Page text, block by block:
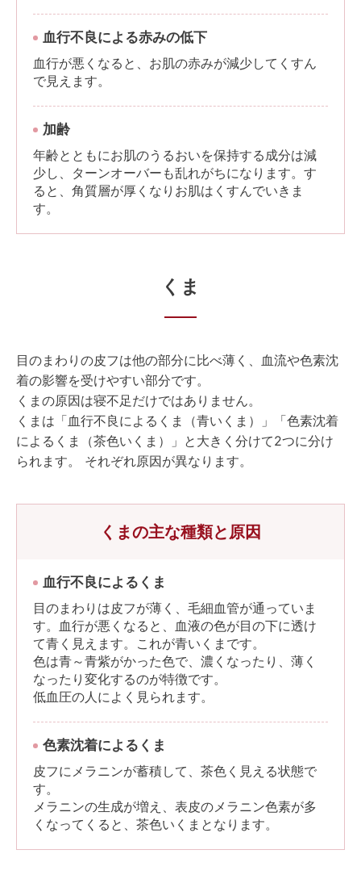
血行不良による赤みの低下
血行が悪くなると、お肌の赤みが減少してくすん
で見えます。
加齢
年齢とともにお肌のうるおいを保持する成分は減
少し、ターンオーバーも乱れがちになります。す
ると、角質層が厚くなりお肌はくすんでいきま
す。
くま
目のまわりの皮フは他の部分に比べ薄く、血流や色素沈
着の影響を受けやすい部分です。
くまの原因は寝不足だけではありません。
くまは「血行不良によるくま（青いくま）」「色素沈着
によるくま（茶色いくま）」と大きく分けて2つに分け
られます。 それぞれ原因が異なります。
くまの主な種類と原因
血行不良によるくま
目のまわりは皮フが薄く、毛細血管が通っていま
す。血行が悪くなると、血液の色が目の下に透け
て青く見えます。これが青いくまです。
色は青～青紫がかった色で、濃くなったり、薄く
なったり変化するのが特徴です。
低血圧の人によく見られます。
色素沈着によるくま
皮フにメラニンが蓄積して、茶色く見える状態で
す。
メラニンの生成が増え、表皮のメラニン色素が多
くなってくると、茶色いくまとなります。